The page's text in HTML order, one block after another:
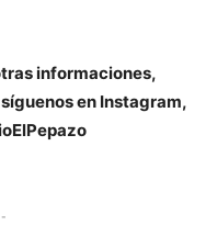
informaciones,
en Instagram,